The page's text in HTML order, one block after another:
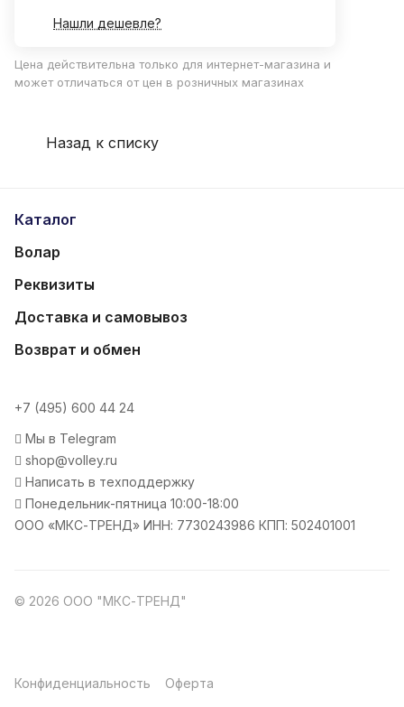
Нашли дешевле?
Цена действительна только для интернет-магазина и
может отличаться от цен в розничных магазинах
Назад к списку
Каталог
Волар
Реквизиты
Доставка и самовывоз
Возврат и обмен
+7 (495) 600 44 24
Мы в Telegram
shop@volley.ru
Написать в техподдержку
Понедельник-пятница 10:00-18:00
ООО «МКС-ТРЕНД» ИНН: 7730243986 КПП: 502401001
© 2026 ООО "МКС-ТРЕНД"
Конфиденциальность Оферта